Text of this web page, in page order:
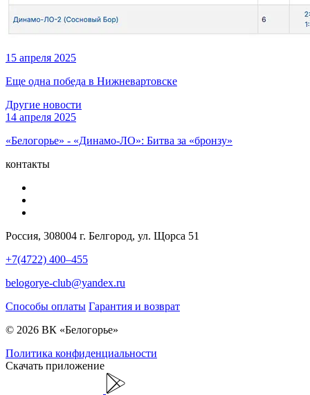
15 апреля 2025
Еще одна победа в Нижневартовске
Другие новости
14 апреля 2025
«Белогорье» - «Динамо-ЛО»: Битва за «бронзу»
контакты
Россия, 308004 г. Белгород, ул. Щорса 51
+7(4722) 400–455
belogorye-club@yandex.ru
Способы оплаты Гарантия и возврат
© 2026 ВК «Белогорье»
Политика конфиденциальности
Скачать приложение